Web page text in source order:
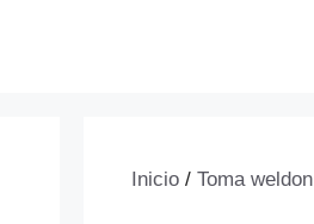
Inicio / Toma weldon